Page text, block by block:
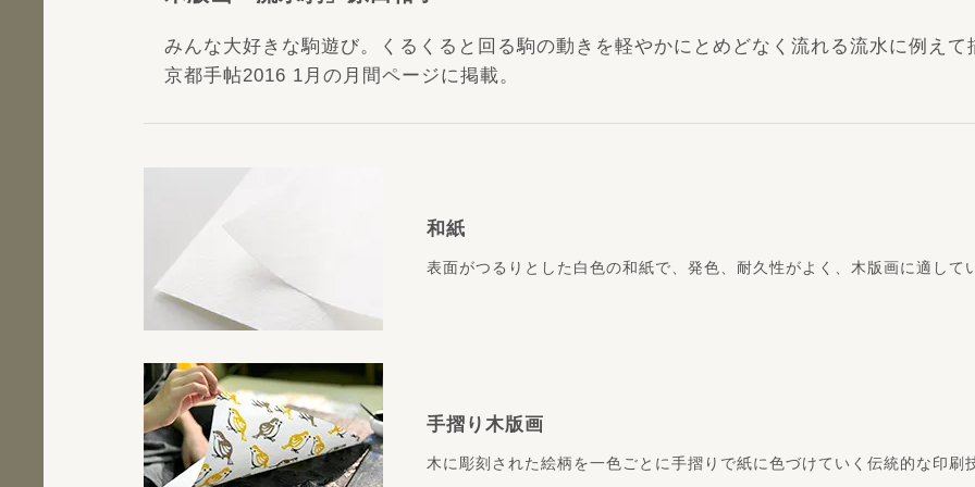
手摺り木版画
木に彫刻された絵柄を一色ごとに手摺りで紙に色づけていく伝統的な印刷
和紙
表面がつるりとした白色の和紙で、発色、耐久性がよく、木版画に適して
みんな大好きな駒遊び。くるくると回る駒の動きを軽やかにとめどなく流れる流水に例えて
京都手帖2016 1月の月間ページに掲載。